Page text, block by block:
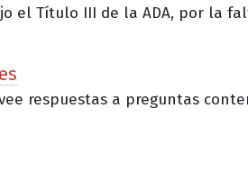
el Título III de la ADA, por la
respuestas a preguntas